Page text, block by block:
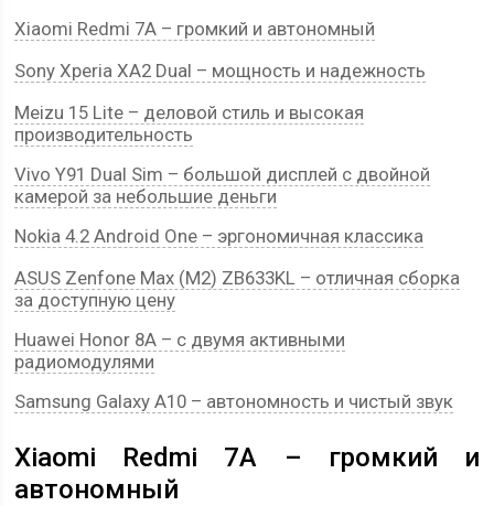
Xiaomi Redmi 7A – громкий и автономный
Sony Xperia XA2 Dual – мощность и надежность
Meizu 15 Lite – деловой стиль и высокая
производительность
Vivo Y91 Dual Sim – большой дисплей с двойной
камерой за небольшие деньги
Nokia 4.2 Android One – эргономичная классика
ASUS Zenfone Max (M2) ZB633KL – отличная сборка
за доступную цену
Huawei Honor 8A – с двумя активными
радиомодулями
Samsung Galaxy A10 – автономность и чистый звук
Xiaomi Redmi 7A – громкий и
автономный